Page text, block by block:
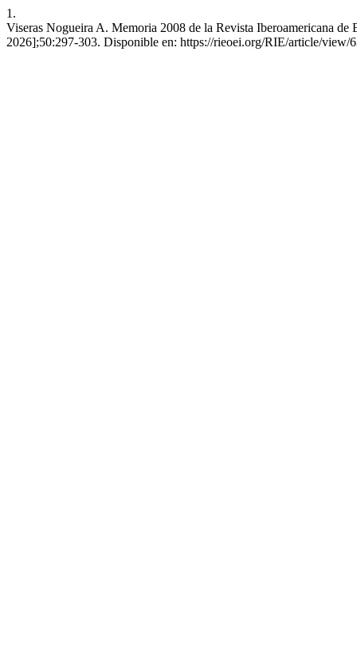
1.
Viseras Nogueira A. Memoria 2008 de la Revista Iberoamericana
2026];50:297-303. Disponible en: https://rieoei.org/RIE/article/view/